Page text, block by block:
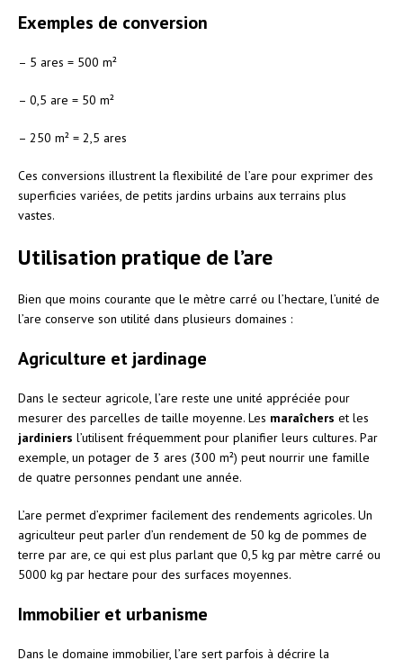
Exemples de conversion
– 5 ares = 500 m²
– 0,5 are = 50 m²
– 250 m² = 2,5 ares
Ces conversions illustrent la flexibilité de l’are pour exprimer des
superficies variées, de petits jardins urbains aux terrains plus
vastes.
Utilisation pratique de l’are
Bien que moins courante que le mètre carré ou l’hectare, l’unité de
l’are conserve son utilité dans plusieurs domaines :
Agriculture et jardinage
Dans le secteur agricole, l’are reste une unité appréciée pour
mesurer des parcelles de taille moyenne. Les maraîchers et les
jardiniers l’utilisent fréquemment pour planifier leurs cultures. Par
exemple, un potager de 3 ares (300 m²) peut nourrir une famille
de quatre personnes pendant une année.
L’are permet d’exprimer facilement des rendements agricoles. Un
agriculteur peut parler d’un rendement de 50 kg de pommes de
terre par are, ce qui est plus parlant que 0,5 kg par mètre carré ou
5000 kg par hectare pour des surfaces moyennes.
Immobilier et urbanisme
Dans le domaine immobilier, l’are sert parfois à décrire la